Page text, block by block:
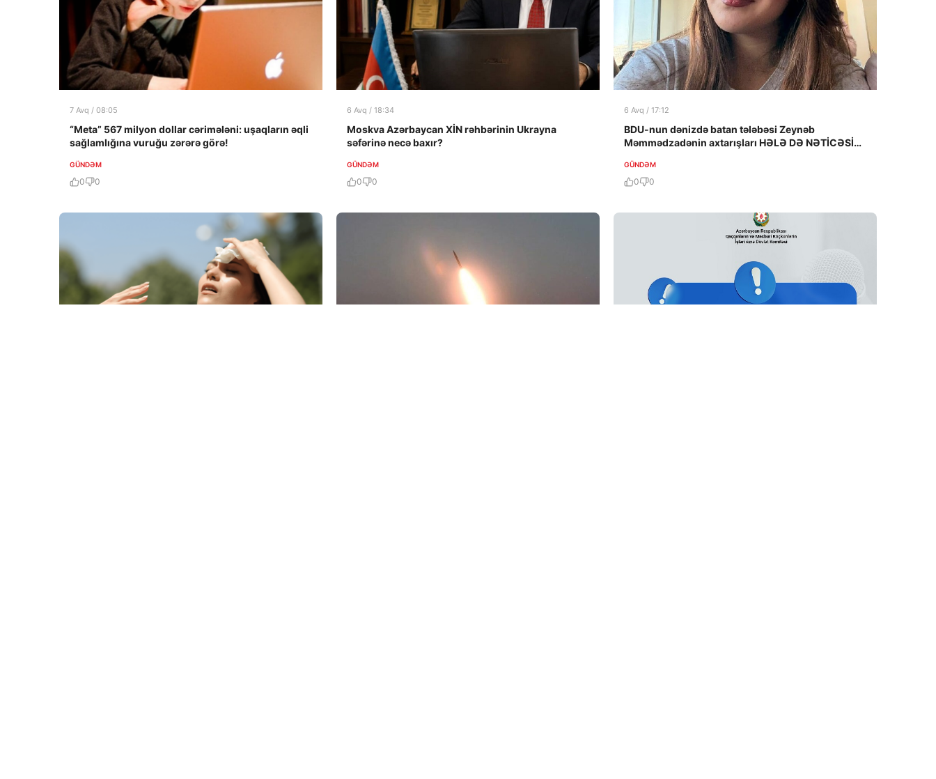
7 Avq / 08:05
“Meta” 567 milyon dollar cərimələni: uşaqların əqli
sağlamlığına vuruğu zərərə görə!
GÜNDƏM
0 0
6 Avq / 18:34
Moskva Azərbaycan XİN rəhbərinin Ukrayna
səfərinə necə baxır?
GÜNDƏM
0 0
6 Avq / 17:12
BDU-nun dənizdə batan tələbəsi Zeynəb
Məmmədzadənin axtarışları HƏLƏ DƏ NƏTİCƏSİZ
GÜNDƏM
0 0